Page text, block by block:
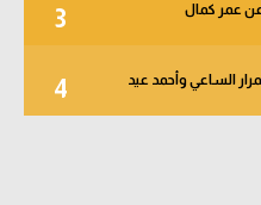
3 عن عمر كمال
4 الساعي وأحمد عيد